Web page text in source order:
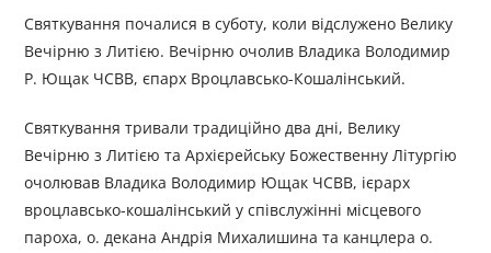
Святкування почалися в суботу, коли відслужено Велику
Вечірню з Литією. Вечірню очолив Владика Володимир
Р. Ющак ЧСВВ, єпарх Вроцлавсько-Кошалінський.
Святкування тривали традиційно два дні, Велику
Вечірню з Литією та Архієрейську Божественну Літургію
очолював Владика Володимир Ющак ЧСВВ, ієрарх
вроцлавсько-кошалінський у співслужінні місцевого
пароха, о. декана Андрія Михалишина та канцлера о.